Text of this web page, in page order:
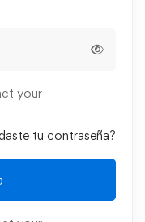
your
tu contraseña?